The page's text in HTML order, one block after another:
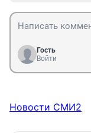
Гость
Войти
Новости СМИ2